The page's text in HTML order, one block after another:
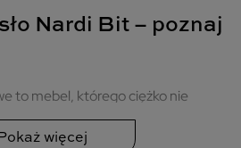
Nardi Bit – poznaj
to mebel, którego ciężko nie
niezwykle uniwersalny, trwały i
o nawet najmniejszy detal.